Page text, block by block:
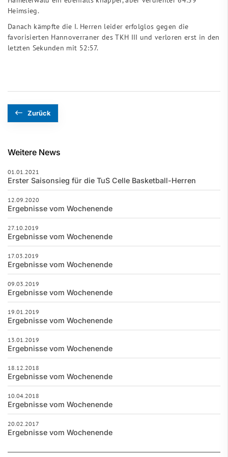
Heimsieg.
Danach kämpfte die I. Herren leider erfolglos gegen die
favorisierten Hannoverraner des TKH III und verloren erst in den
letzten Sekunden mit 52:57.
Zurück
Weitere News
01.01.2021
Erster Saisonsieg für die TuS Celle Basketball-Herren
12.09.2020
Ergebnisse vom Wochenende
27.10.2019
Ergebnisse vom Wochenende
17.03.2019
Ergebnisse vom Wochenende
09.03.2019
Ergebnisse vom Wochenende
19.01.2019
Ergebnisse vom Wochenende
13.01.2019
Ergebnisse vom Wochenende
18.12.2018
Ergebnisse vom Wochenende
10.04.2018
Ergebnisse vom Wochenende
20.02.2017
Ergebnisse vom Wochenende